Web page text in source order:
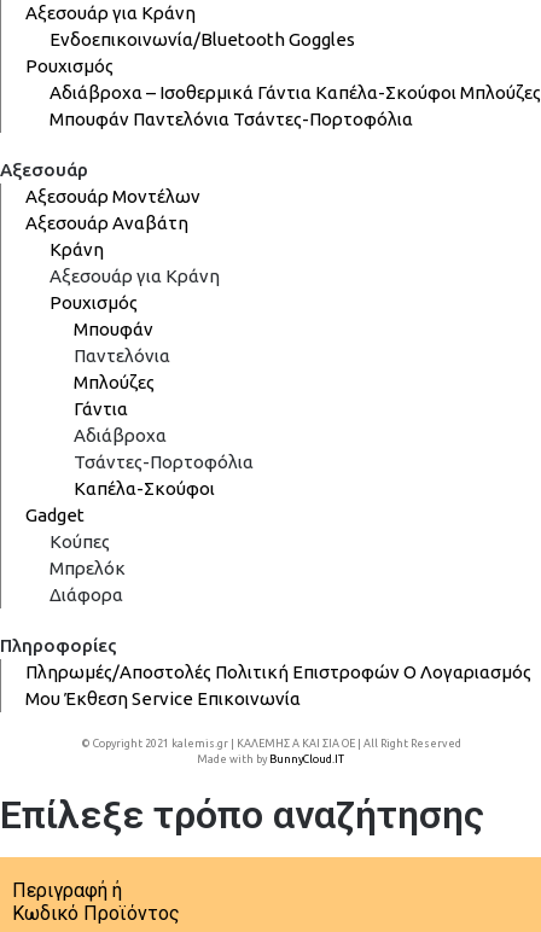
Αξεσουάρ για Κράνη
Ενδοεπικοινωνία/BluetoothGoggles
Ρουχισμός
Αδιάβροχα – Ισοθερμικά Γάντια Καπέλα-Σκούφοι Μπλούζες
Μπουφάν Παντελόνια Τσάντες-Πορτοφόλια
Αξεσουάρ
Αξεσουάρ Μοντέλων
Αξεσουάρ Αναβάτη
Κράνη
Αξεσουάρ για Κράνη
Ρουχισμός
Μπουφάν
Παντελόνια
Μπλούζες
Γάντια
Αδιάβροχα
Τσάντες-Πορτοφόλια
Καπέλα-Σκούφοι
Gadget
Κούπες
Μπρελόκ
Διάφορα
Πληροφορίες
Πληρωμές/Αποστολές Πολιτική ΕπιστροφώνΟ Λογαριασμός
ΜουΈκθεσηService Επικοινωνία
© Copyright 2021 kalemis.gr | ΚΑΛΕΜΗΣ Α ΚΑΙ ΣΙΑ ΟΕ | All Right Reserved
Made with by BunnyCloud.IT
Επίλεξε τρόπο αναζήτησης
Περιγραφή ή
Κωδικό Προϊόντος